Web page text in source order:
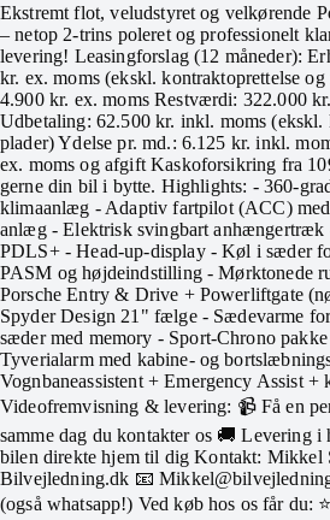
Ekstremt flot, veludstyret og velkørende
– netop 2-trins poleret og professionelt
levering! Leasingforslag (12 måneder):
kr. ex. moms (ekskl. kontraktoprettelse
4.900 kr. ex. moms Restværdi: 322.000
Udbetaling: 62.500 kr. inkl. moms (ekskl.
plader) Ydelse pr. md.: 6.125 kr. inkl.
ex. moms og afgift Kaskoforsikring fra
gerne din bil i bytte. Highlights: - 360-
klimaanlæg - Adaptiv fartpilot (ACC)
anlæg - Elektrisk svingbart
PDLS+ - Head-up-display - Køl i sæder
PASM og højdeindstilling - Mørktonede
Porsche Entry & Drive + Powerliftgate
Spyder Design 21" fælge - Sædevarme
sæder med memory - Sport-Chrono
Tyverialarm med kabine- og
Vognbaneassistent + Emergency Assist +
Videofremvisning & levering: 📹 Få en
samme dag du kontakter os 🚚 Levering
bilen direkte hjem til dig Kontakt: Mikkel
Bilvejledning.dk 📧
(også whatsapp!) Ved køb hos os får du: